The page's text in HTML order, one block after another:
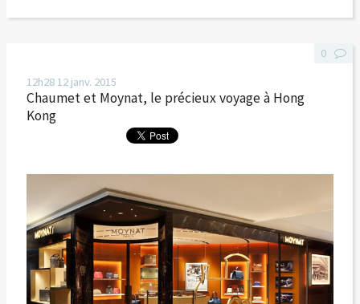
12h2812 janv. 2015
Chaumet et Moynat, le précieux voyage à Hong
Kong
0